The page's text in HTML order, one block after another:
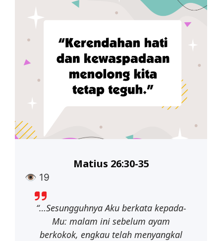
👁 19
Matius 26:30-35
“…Sesungguhnya Aku berkata kepada-
Mu: malam ini sebelum ayam
berkokok, engkau telah menyangkal